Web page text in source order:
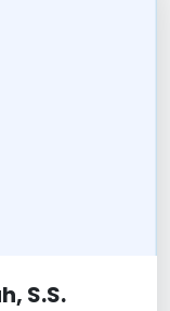
S.S.